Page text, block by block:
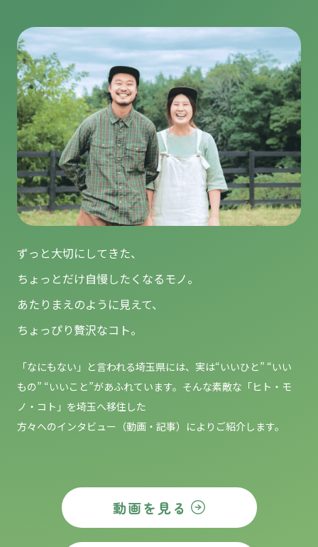
ずっと大切にしてきた、
ちょっとだけ自慢したくなるモノ。
あたりまえのように見えて、
ちょっぴり贅沢なコト。
「なにもない」と言われる埼玉県には、実は“いいひと” “いい
もの” “いいこと”があふれています。そんな素敵な「ヒト・モ
ノ・コト」を埼玉へ移住した
方々へのインタビュー（動画・記事）によりご紹介します。
動画を見る